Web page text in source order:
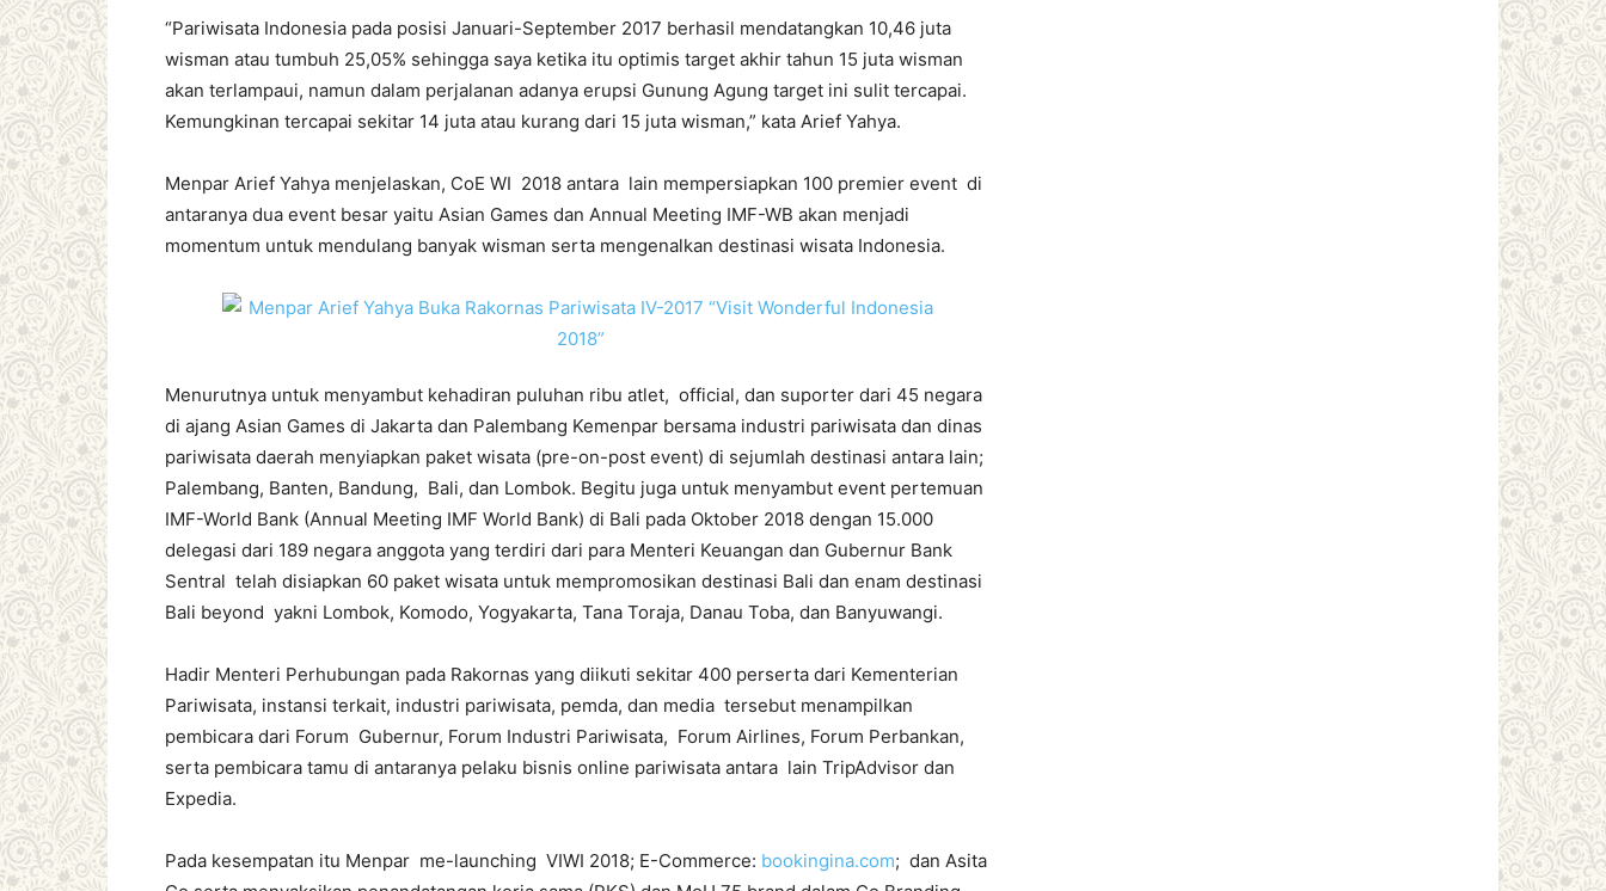
“Pariwisata Indonesia pada posisi Januari-September 2017 berhasil mendatangkan 10,46 juta
wisman atau tumbuh 25,05% sehingga saya ketika itu optimis target akhir tahun 15 juta wisman
akan terlampaui, namun dalam perjalanan adanya erupsi Gunung Agung target ini sulit tercapai.
Kemungkinan tercapai sekitar 14 juta atau kurang dari 15 juta wisman,” kata Arief Yahya.
Menpar Arief Yahya menjelaskan, CoE WI 2018 antara lain mempersiapkan 100 premier event di
antaranya dua event besar yaitu Asian Games dan Annual Meeting IMF-WB akan menjadi
momentum untuk mendulang banyak wisman serta mengenalkan destinasi wisata Indonesia.
Menurutnya untuk menyambut kehadiran puluhan ribu atlet, official, dan suporter dari 45 negara
di ajang Asian Games di Jakarta dan Palembang Kemenpar bersama industri pariwisata dan dinas
pariwisata daerah menyiapkan paket wisata (pre-on-post event) di sejumlah destinasi antara lain;
Palembang, Banten, Bandung, Bali, dan Lombok. Begitu juga untuk menyambut event pertemuan
IMF-World Bank (Annual Meeting IMF World Bank) di Bali pada Oktober 2018 dengan 15.000
delegasi dari 189 negara anggota yang terdiri dari para Menteri Keuangan dan Gubernur Bank
Sentral telah disiapkan 60 paket wisata untuk mempromosikan destinasi Bali dan enam destinasi
Bali beyond yakni Lombok, Komodo, Yogyakarta, Tana Toraja, Danau Toba, dan Banyuwangi.
Hadir Menteri Perhubungan pada Rakornas yang diikuti sekitar 400 perserta dari Kementerian
Pariwisata, instansi terkait, industri pariwisata, pemda, dan media tersebut menampilkan
pembicara dari Forum Gubernur, Forum Industri Pariwisata, Forum Airlines, Forum Perbankan,
serta pembicara tamu di antaranya pelaku bisnis online pariwisata antara lain TripAdvisor dan
Expedia.
Pada kesempatan itu Menpar me-launching VIWI 2018; E-Commerce: bookingina.com; dan Asita